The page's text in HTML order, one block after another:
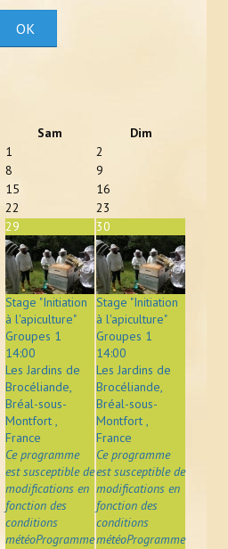
OK
Sam
Dim
1
2
8
9
15
16
22
23
29
Stage "Initiation
à l'apiculture"
Groupes 1
14:00
Les Jardins de
Brocéliande,
Bréal-sous-
Montfort ,
France
Ce programme
est susceptible de
modifications en
fonction des
conditions
météoProgramme
30
Stage "Initiation
à l'apiculture"
Groupes 1
14:00
Les Jardins de
Brocéliande,
Bréal-sous-
Montfort ,
France
Ce programme
est susceptible de
modifications en
fonction des
conditions
météoProgramme